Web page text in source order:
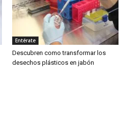
Entérate
Descubren como transformar los
desechos plásticos en jabón